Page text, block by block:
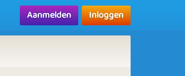
Aanmelden Inloggen